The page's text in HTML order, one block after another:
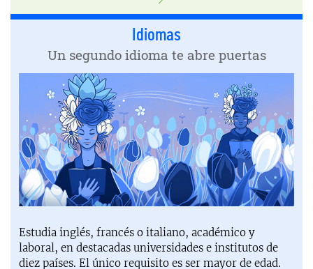
Idiomas
Un segundo idioma te abre puertas
Estudia inglés, francés o italiano, académico y
laboral, en destacadas universidades e institutos de
diez países. El único requisito es ser mayor de edad.